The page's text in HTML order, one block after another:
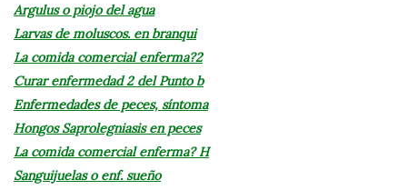
Argulus o piojo del agua
Larvas de moluscos. en branqui
La comida comercial enferma?2
Curar enfermedad 2 del Punto b
Enfermedades de peces, síntoma
Hongos Saprolegniasis en peces
La comida comercial enferma? H
Sanguijuelas o enf. sueño